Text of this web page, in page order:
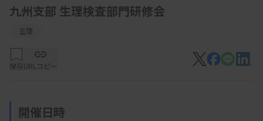
九州支部 生理検査部門研修会
生理
保存URLコピー
開催日時